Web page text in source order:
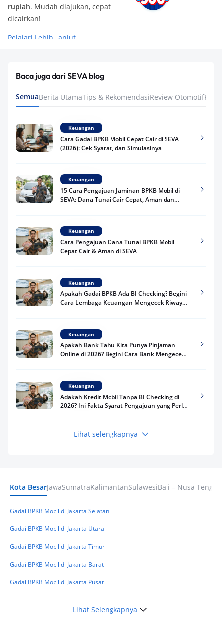
rupiah. Mudah diajukan, cepat
dicairkan!
Pelajari Lebih Lanjut
Baca juga dari SEVA blog
SemuaBerita UtamaTips & RekomendasiReview Otomotif
Keuangan
Cara Gadai BPKB Mobil Cepat Cair di SEVA
(2026): Cek Syarat, dan Simulasinya
Keuangan
15 Cara Pengajuan Jaminan BPKB Mobil di
SEVA: Dana Tunai Cair Cepat, Aman dan
Keuangan
Cara Pengajuan Dana Tunai BPKB Mobil
Cepat Cair & Aman di SEVA
Keuangan
Apakah Gadai BPKB Ada BI Checking? Begini
Cara Lembaga Keuangan Mengecek Riwayat
Keuangan
Apakah Bank Tahu Kita Punya Pinjaman
Online di 2026? Begini Cara Bank Mengecek
Keuangan
Adakah Kredit Mobil Tanpa BI Checking di
2026? Ini Fakta Syarat Pengajuan yang Perlu
Keuangan
Keuangan
Masuk BI Checking? Simak Peraturan
Lihat selengkapnya
Kota BesarJawaSumatraKalimantanSulawesiBali – Nusa
Gadai BPKB Mobil di Jakarta Selatan
Gadai BPKB Mobil di Jakarta Utara
Gadai BPKB Mobil di Jakarta Timur
Gadai BPKB Mobil di Jakarta Barat
Gadai BPKB Mobil di Jakarta Pusat
Lihat Selengkapnya